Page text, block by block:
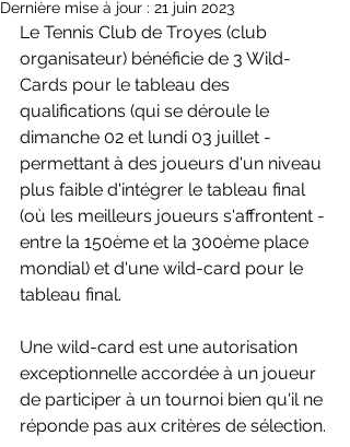
Dernière mise à jour : 21 juin 2023
Le Tennis Club de Troyes (club
organisateur) bénéficie de 3 Wild-
Cards pour le tableau des
qualifications (qui se déroule le
dimanche 02 et lundi 03 juillet -
permettant à des joueurs d'un niveau
plus faible d'intégrer le tableau final
(où les meilleurs joueurs s'affrontent -
entre la 150ème et la 300ème place
mondial) et d'une wild-card pour le
tableau final.
Une wild-card est une autorisation
exceptionnelle accordée à un joueur
de participer à un tournoi bien qu'il ne
réponde pas aux critères de sélection.